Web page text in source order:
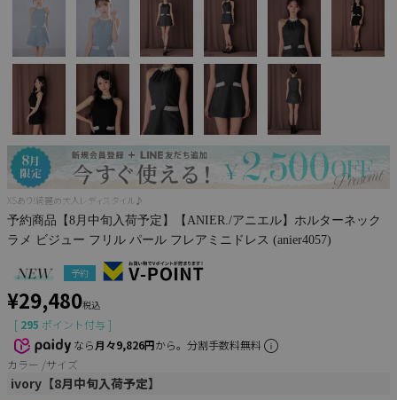
Pleaser
XSあり!綺麗め大人レディスタイル♪
予約商品【8月中旬入荷予定】【ANIER./アニエル】ホルターネック
ラメ ビジュー フリル パール フレアミニドレス (anier4057)
予約
¥29,480税込
[ 295 ポイント付与 ]
なら月々9,826円から。分割手数料無料
カラー
サイズ
ivory【8月中旬入荷予定】